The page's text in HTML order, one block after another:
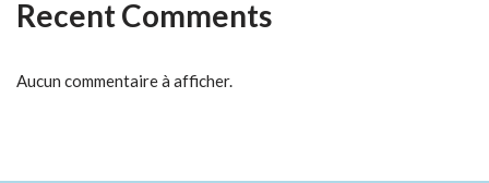
Recent Comments
Aucun commentaire à afficher.